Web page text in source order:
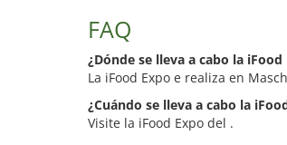
FAQ
¿Dónde se lleva a cabo la iFood
La iFood Expo e realiza en
¿Cuándo se lleva a cabo la
Visite la iFood Expo del .